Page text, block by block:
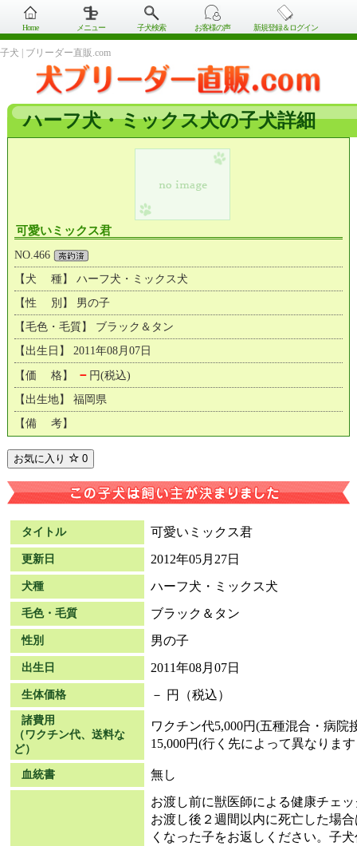
Home メニュー 子犬検索 お客様の声 新規登録＆ログイン
子犬 | ブリーダー直販.com
ハーフ犬・ミックス犬の子犬詳細
可愛いミックス君
NO.466
【犬 種】 ハーフ犬・ミックス犬
【性 別】 男の子
【毛色・毛質】 ブラック＆タン
【出生日】 2011年08月07日
【価 格】 － 円(税込)
【出生地】 福岡県
【備 考】
お気に入り 0
タイトル 可愛いミックス君
更新日 2012年05月27日
犬種 ハーフ犬・ミックス犬
毛色・毛質 ブラック＆タン
性別 男の子
出生日 2011年08月07日
生体価格 － 円（税込）
諸費用
（ワクチン代、送料な
ど）
ワクチン代5,000円(五種混合・病院
15,000円(行く先によって異なりま
血統書 無し
お渡し前に獣医師による健康チェ
お渡し後２週間以内に死亡した場
くなった子をお返しください。子